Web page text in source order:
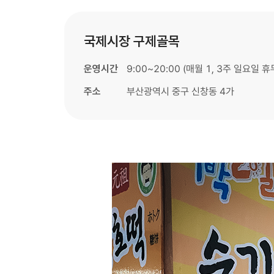
국제시장 구제골목
운영시간
9:00~20:00 (매월 1, 3주 일요일 휴
주소
부산광역시 중구 신창동 4가